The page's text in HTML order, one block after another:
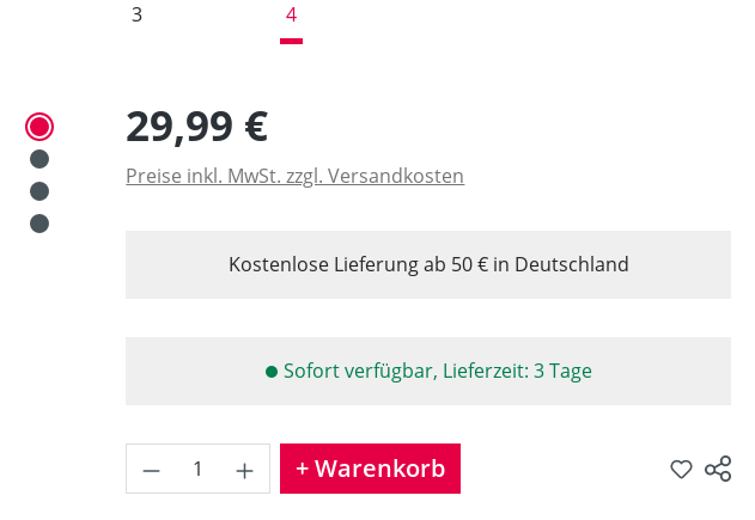
3
4
29,99 €
Preise inkl. MwSt. zzgl. Versandkosten
Kostenlose Lieferung ab 50 € in Deutschland
Sofort verfügbar, Lieferzeit: 3 Tage
Produkt Anzahl: Gib den
+ Warenkorb